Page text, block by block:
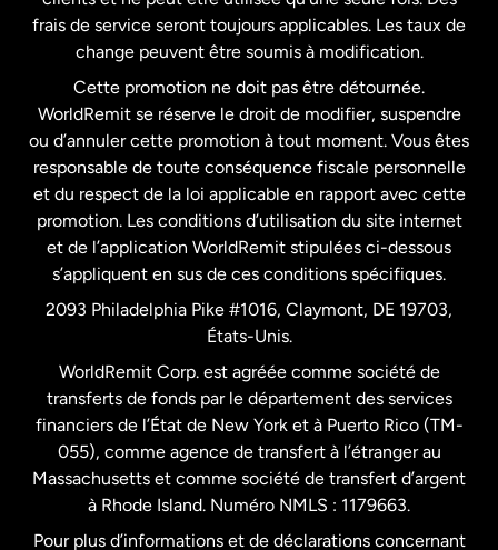
États-Unis Español
France
Malaisie
Nouvelle-Zélande
Pays-Bas
Royaume-Uni
Suède
frais de service seront toujours applicables. Les taux de
change peuvent être soumis à modification.
Cette promotion ne doit pas être détournée.
WorldRemit se réserve le droit de modifier, suspendre
ou d’annuler cette promotion à tout moment. Vous êtes
responsable de toute conséquence fiscale personnelle
et du respect de la loi applicable en rapport avec cette
promotion. Les conditions d’utilisation du site internet
et de l’application WorldRemit stipulées ci-dessous
s’appliquent en sus de ces conditions spécifiques.
2093 Philadelphia Pike #1016, Claymont, DE 19703,
États-Unis.
WorldRemit Corp. est agréée comme société de
transferts de fonds par le département des services
financiers de l’État de New York et à Puerto Rico (TM-
055), comme agence de transfert à l’étranger au
Massachusetts et comme société de transfert d’argent
à Rhode Island. Numéro NMLS : 1179663.
Pour plus d’informations et de déclarations concernant